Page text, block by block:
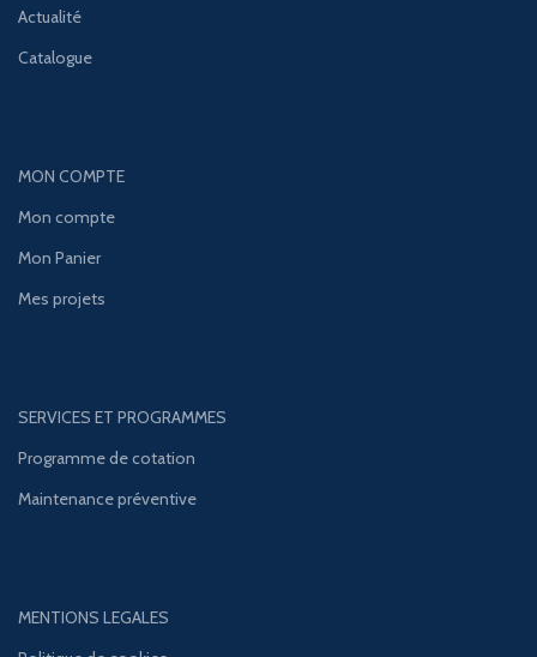
Actualité
Catalogue
MON COMPTE
Mon compte
Mon Panier
Mes projets
SERVICES ET PROGRAMMES
Programme de cotation
Maintenance préventive
MENTIONS LEGALES